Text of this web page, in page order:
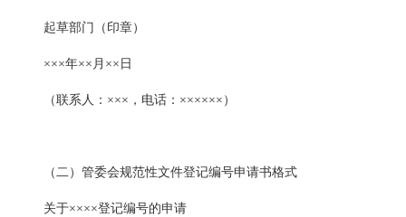
起草部门（印章）
×××年××月××日
（联系人：×××，电话：××××××）
（二）管委会规范性文件登记编号申请书格式
关于××××登记编号的申请